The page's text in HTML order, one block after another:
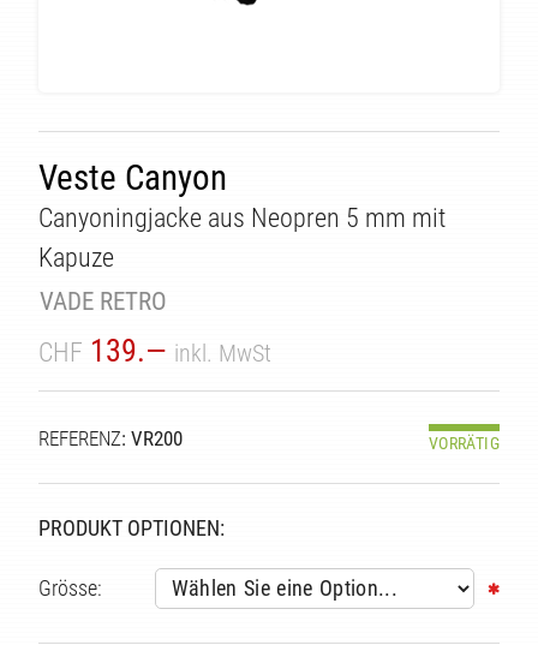
Veste Canyon
Canyoningjacke aus Neopren 5 mm mit
Kapuze
VADE RETRO
CHF 139.— inkl. MwSt
REFERENZ: VR200 VORRÄTIG
PRODUKT OPTIONEN:
Grösse: